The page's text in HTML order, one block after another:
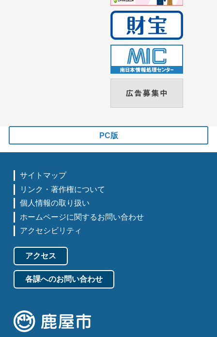
PC版
サイトマップ
リンク・著作権について
個人情報の取り扱い
ホームページに関するお問い合わせ
アクセシビリティ
アクセス
各課へのお問い合わせ